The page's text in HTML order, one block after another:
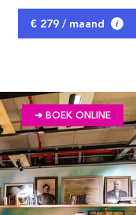
€ 279 / maand
➔ BOEK ONLINE